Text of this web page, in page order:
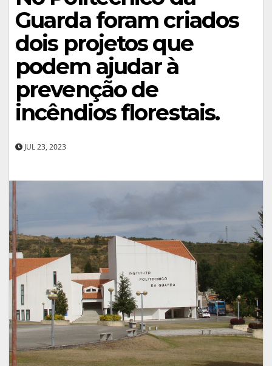
Guarda foram criados
dois projetos que
podem ajudar à
prevenção de
incêndios florestais.
JUL 23, 2023